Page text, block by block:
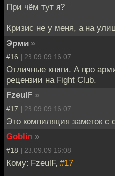
При чём тут я?
Кризис не у меня, а на
Эрми »
#16 | 23.09.09 16:07
Отличные книги. А про
рецензии на Fight Club.
FzeulF »
#17 | 23.09.09 16:07
Это компиляция заметок с
Goblin »
#18 | 23.09.09 16:08
Кому: FzeulF, #17